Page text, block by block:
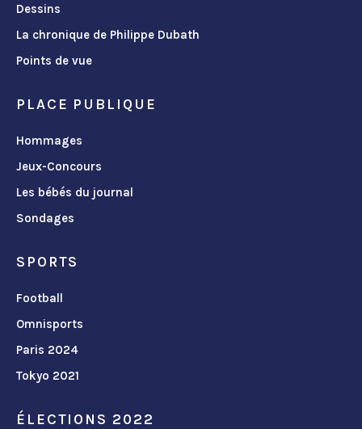
Dessins
La chronique de Philippe Dubath
Points de vue
PLACE PUBLIQUE
Hommages
Jeux-Concours
Les bébés du journal
Sondages
SPORTS
Football
Omnisports
Paris 2024
Tokyo 2021
ÉLECTIONS 2022